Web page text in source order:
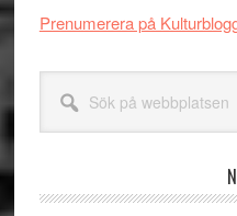
Prenumerera på
webbplatsen